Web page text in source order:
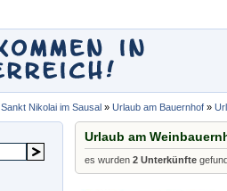
Sankt Nikolai im Sausal » Urlaub am Bauernhof »
Urlaub am
es wurden 2 Unterkünfte